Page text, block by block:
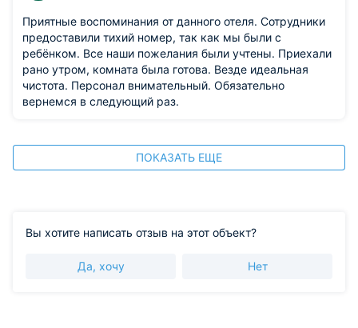
Приятные воспоминания от данного отеля. Сотрудники
предоставили тихий номер, так как мы были с
ребёнком. Все наши пожелания были учтены. Приехали
рано утром, комната была готова. Везде идеальная
чистота. Персонал внимательный. Обязательно
вернемся в следующий раз.
ПОКАЗАТЬ ЕЩЕ
Вы хотите написать отзыв на этот объект?
Да, хочу Нет